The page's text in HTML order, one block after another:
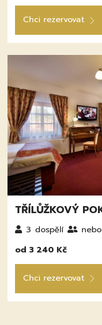
Chci rezervovat
TŘÍLŮŽKOVÝ
3 dospělí
od 3 240 Kč
Chci rezervovat